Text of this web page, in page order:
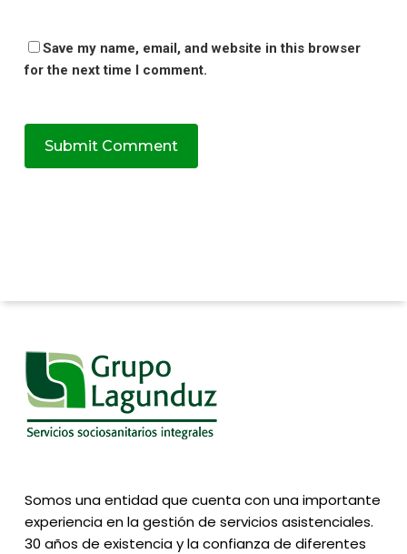
Save my name, email, and website in this browser
for the next time I comment.
Somos una entidad que cuenta con una importante
experiencia en la gestión de servicios asistenciales.
30 años de existencia y la confianza de diferentes